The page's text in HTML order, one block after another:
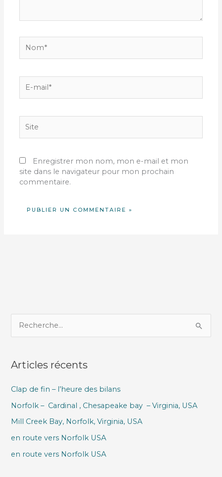
mail*
Enregistrer mon nom, mon e-mail et mon
site dans le navigateur pour mon prochain
commentaire.
e
h
r
c
h
e
Articles récents
Clap de fin – l’heure des bilans
Norfolk – Cardinal , Chesapeake bay – Virginia, USA
Mill Creek Bay, Norfolk, Virginia, USA
en route vers Norfolk USA
en route vers Norfolk USA